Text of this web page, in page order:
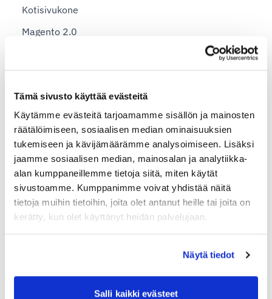
Tämä sivusto käyttää evästeitä
Käytämme evästeitä tarjoamamme sisällön ja mainosten
räätälöimiseen, sosiaalisen median ominaisuuksien
tukemiseen ja kävijämäärämme analysoimiseen. Lisäksi
jaamme sosiaalisen median, mainosalan ja analytiikka-
alan kumppaneillemme tietoja siitä, miten käytät
sivustoamme. Kumppanimme voivat yhdistää näitä
tietoja muihin tietoihin, joita olet antanut heille tai joita on
kerätty, kun olet käyttänyt heidän palvelujaan.
Näytä tiedot
Salli kaikki evästeet
Kotisivukone
Magento 2.0
PrestaShop
Rehti Store
Shopify
Valmiskauppa
Vilkas Now ja Suite
WooCommerce
Shipit vs. OmaPosti Pro — kumpi ratkaisu sopii